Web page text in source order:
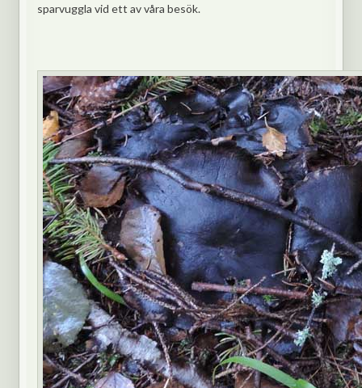
sparvuggla vid ett av våra besök.